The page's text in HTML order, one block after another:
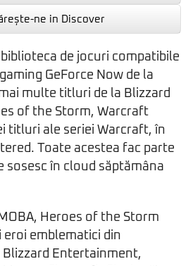
ne in Discover
de jocuri compatibile
GeForce Now de la
multe titluri de la Blizzard
of the Storm, Warcraft
titluri ale seriei Warcraft, în
Toate acestea fac parte
sosesc în cloud săptămâna
Heroes of the Storm
emblematici din
Entertainment,